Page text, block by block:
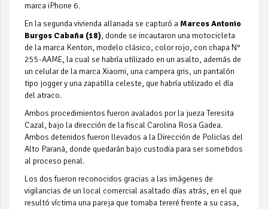
marca iPhone 6.
En la segunda vivienda allanada se capturó aMarcos Antonio
Burgos Cabaña (18), donde se incautaron una motocicleta
de la marca Kenton, modelo clásico, color rojo, con chapa N°
255-AAME, la cual se habría utilizado en un asalto, además de
un celular de la marca Xiaomi, una campera gris, un pantalón
tipo jogger y una zapatilla celeste, que habría utilizado el día
del atraco.
Ambos procedimientos fueron avalados por la jueza Teresita
Cazal, bajo la dirección de la fiscal Carolina Rosa Gadea.
Ambos detenidos fueron llevados a la Dirección de Policías del
Alto Paraná, donde quedarán bajo custodia para ser sometidos
al proceso penal.
Los dos fueron reconocidos gracias a las imágenes de
vigilancias de un local comercial asaltado días atrás, en el que
resultó víctima una pareja que tomaba tereré frente a su casa,